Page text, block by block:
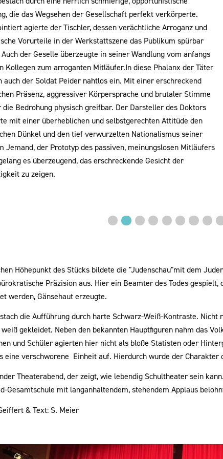
die das Wegsehen der Gesellschaft perfekt verkörperte.
agierte der Tischler, dessen verächtliche Arroganz und
Vorurteile in der Werkstattszene das Publikum spürbar
der Geselle überzeugte in seiner Wandlung vom anfangs
Kollegen zum arroganten Mitläufer.In diese Phalanx der Täter
auch der Soldat Peider nahtlos ein. Mit einer erschreckend
Präsenz, aggressiver Körpersprache und brutaler Stimme
die Bedrohung physisch greifbar. Der Darsteller des Doktors
mit einer überheblichen und selbstgerechten Attitüde den
Dünkel und den tief verwurzelten Nationalismus seiner
Jemand, der Prototyp des passiven, meinungslosen Mitläufers
es überzeugend, das erschreckende Gesicht der
zu zeigen.
Höhepunkt des Stücks bildete die "Judenschau"mit dem
Präzision aus. Hier ein Beamter des Todes
werden, Gänsehaut erzeugte.
die Aufführung durch harte Schwarz-Weiß-Kontraste. Nicht
gekleidet. Neben den bekannten Hauptfiguren nahm das
und Schüler agierten hier nicht als bloße Statisten oder
eine verschworene Einheit auf. Hierdurch wurde der
Theaterabend, der zeigt, wie lebendig Schultheater sein
Gesamtschule mit langanhaltendem, stehendem Applaus
& Text: S. Meier